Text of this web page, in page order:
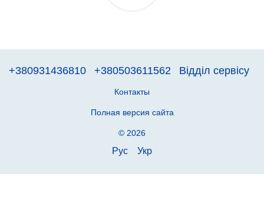
+380931436810 +380503611562 Відділ сервісу
Контакты
Полная версия сайта
© 2026
Рус Укр